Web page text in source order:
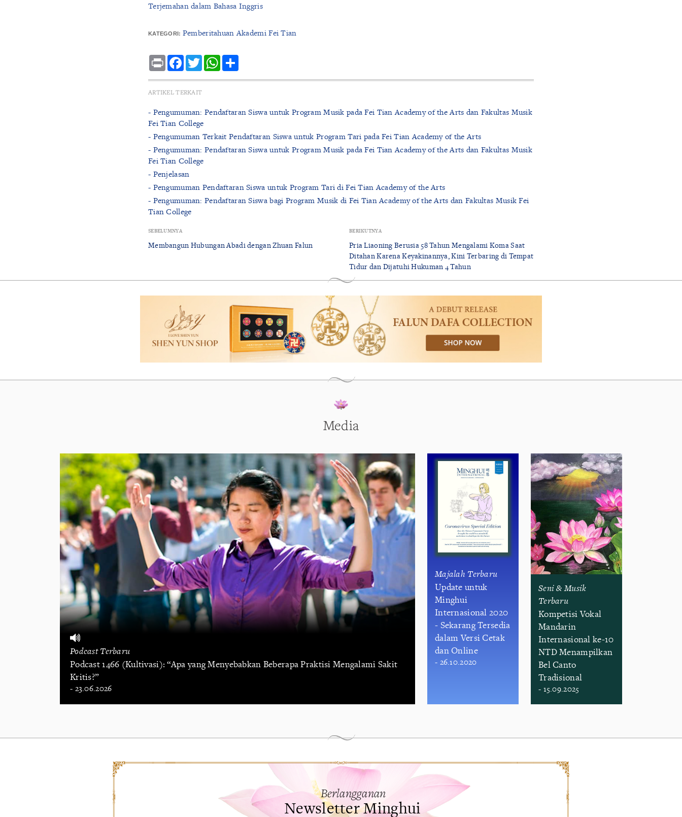
Terjemahan dalam Bahasa Inggris
KATEGORI: Pemberitahuan Akademi Fei Tian
Print Facebook
TwitterWhatsApp
ARTIKEL TERKAIT
- Pengumuman: Pendaftaran Siswa untuk Program Musik pada Fei Tian Academy of the Arts dan Fakultas Musik
Fei Tian College
- Pengumuman Terkait Pendaftaran Siswa untuk Program Tari pada Fei Tian Academy of the Arts
- Pengumuman: Pendaftaran Siswa untuk Program Musik pada Fei Tian Academy of the Arts dan Fakultas Musik
Fei Tian College
- Penjelasan
- Pengumuman Pendaftaran Siswa untuk Program Tari di Fei Tian Academy of the Arts
- Pengumuman: Pendaftaran Siswa bagi Program Musik di Fei Tian Academy of the Arts dan Fakultas Musik Fei
Tian College
SEBELUMNYA
Membangun Hubungan Abadi dengan Zhuan Falun
BERIKUTNYA
Pria Liaoning Berusia 58 Tahun Mengalami Koma Saat
Ditahan Karena Keyakinannya, Kini Terbaring di Tempat
Tidur dan Dijatuhi Hukuman 4 Tahun
Media
Podcast Terbaru
Podcast 1466 (Kultivasi): “Apa yang Menyebabkan Beberapa Praktisi Mengalami Sakit
Kritis?”
- 23.06.2026
Majalah Terbaru
Update untuk
Minghui
Internasional 2020
- Sekarang Tersedia
dalam Versi Cetak
dan Online
- 26.10.2020
Seni & Musik
Terbaru
Kompetisi Vokal
Mandarin
Internasional ke-10
NTD Menampilkan
Bel Canto
Tradisional
- 15.09.2025
Berlangganan
Newsletter Minghui